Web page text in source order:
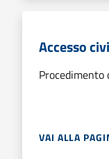
Accesso
Procedimento
VAI ALLA